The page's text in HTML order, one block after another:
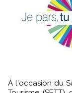
À l'occasion du Salon des Équipements et Techniques du